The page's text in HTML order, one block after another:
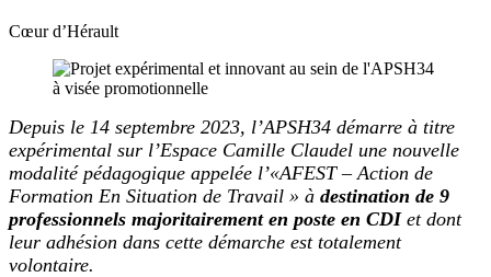
Cœur d’Hérault
Depuis le 14 septembre 2023, l’APSH34 démarre à titre
expérimental sur l’Espace Camille Claudel une nouvelle
modalité pédagogique appelée l’«AFEST – Action de
Formation En Situation de Travail » à destination de 9
professionnels majoritairement en poste en CDIet dont
leur adhésion dans cette démarche est totalement
volontaire.